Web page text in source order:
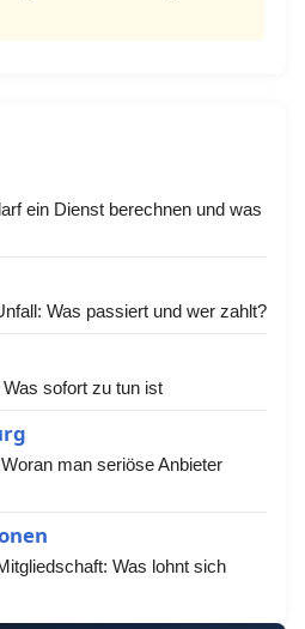
ein Dienst berechnen und was
Was passiert und wer zahlt?
sofort zu tun ist
man seriöse Anbieter
Was lohnt sich